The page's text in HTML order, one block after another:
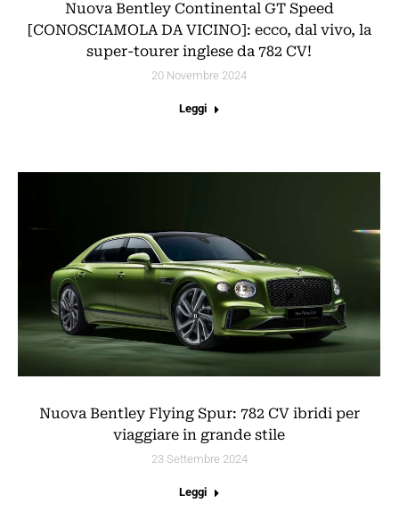
Nuova Bentley Continental GT Speed
[CONOSCIAMOLA DA VICINO]: ecco, dal vivo, la
super-tourer inglese da 782 CV!
20 Novembre 2024
Leggi
Nuova Bentley Flying Spur: 782 CV ibridi per
viaggiare in grande stile
23 Settembre 2024
Leggi